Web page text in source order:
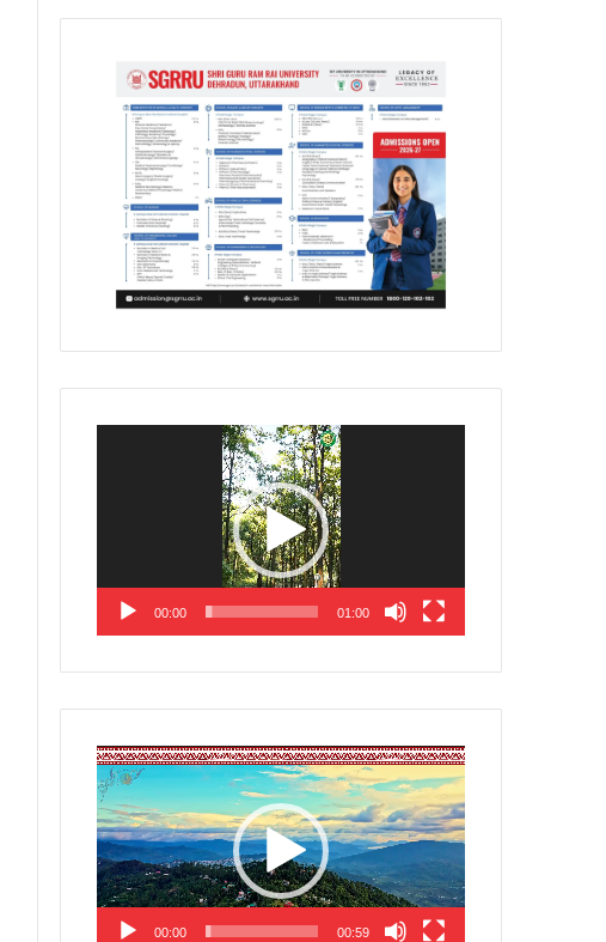
00:00 01:00
Video
Player
00:00 00:59